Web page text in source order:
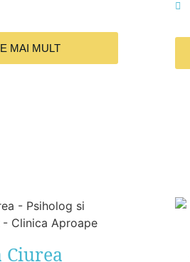
MAI MULT
Ciurea